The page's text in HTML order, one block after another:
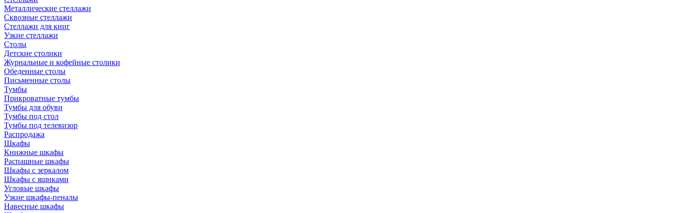
Металлические стеллажи
Сквозные стеллажи
Стеллажи для книг
Узкие стеллажи
Столы
Детские столики
Журнальные и кофейные столики
Обеденные столы
Письменные столы
Тумбы
Прикроватные тумбы
Тумбы для обуви
Тумбы под стол
Тумбы под телевизор
Распродажа
Шкафы
Книжные шкафы
Распашные шкафы
Шкафы с зеркалом
Шкафы с ящиками
Угловые шкафы
Узкие шкафы-пеналы
Навесные шкафы